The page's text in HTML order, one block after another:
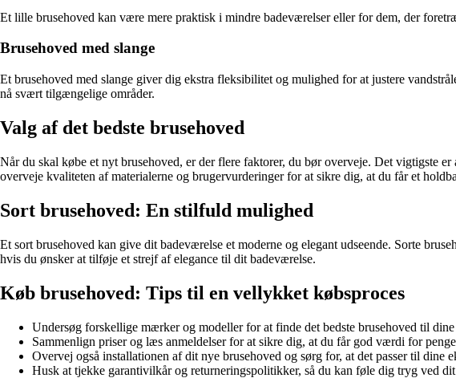
Et lille brusehoved kan være mere praktisk i mindre badeværelser eller for dem, der
Brusehoved med slange
Et brusehoved med slange giver dig ekstra fleksibilitet og mulighed for at justere
nå svært tilgængelige områder.
Valg af det bedste brusehoved
Når du skal købe et nyt brusehoved, er der flere faktorer, du bør overveje. Det vigtigste
overveje kvaliteten af materialerne og brugervurderinger for at sikre dig, at du får et
Sort brusehoved: En stilfuld mulighed
Et sort brusehoved kan give dit badeværelse et moderne og elegant udseende. Sorte
hvis du ønsker at tilføje et strejf af elegance til dit badeværelse.
Køb brusehoved: Tips til en vellykket købsproces
Undersøg forskellige mærker og modeller for at finde det bedste brusehoved til dine
Sammenlign priser og læs anmeldelser for at sikre dig, at du får god værdi for
Overvej også installationen af dit nye brusehoved og sørg for, at det passer til dine
Husk at tjekke garantivilkår og returneringspolitikker, så du kan føle dig tryg ved